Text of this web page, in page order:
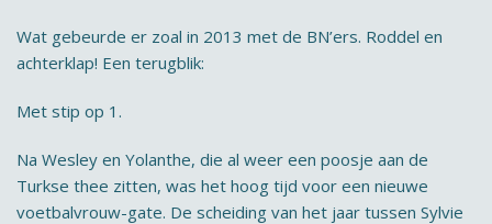
Wat gebeurde er zoal in 2013 met de BN’ers. Roddel en
achterklap! Een terugblik:
Met stip op 1.
Na Wesley en Yolanthe, die al weer een poosje aan de
Turkse thee zitten, was het hoog tijd voor een nieuwe
voetbalvrouw-gate. De scheiding van het jaar tussen Sylvie